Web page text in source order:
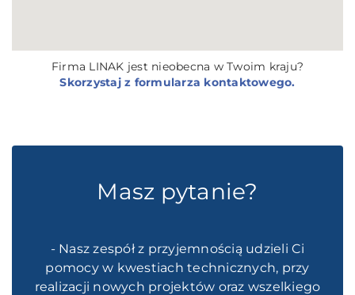
Firma LINAK jest nieobecna w Twoim kraju?
Skorzystaj z formularza kontaktowego.
Masz pytanie?
- Nasz zespół z przyjemnością udzieli Ci
pomocy w kwestiach technicznych, przy
realizacji nowych projektów oraz wszelkiego